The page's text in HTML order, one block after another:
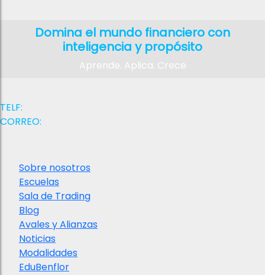
Domina el mundo financiero con
inteligencia y propósito
Aprende. Aplica. Crece
TELF:
CORREO:
Sobre nosotros
Escuelas
Sala de Trading
Blog
Avales y Alianzas
Noticias
Modalidades
EduBenflor